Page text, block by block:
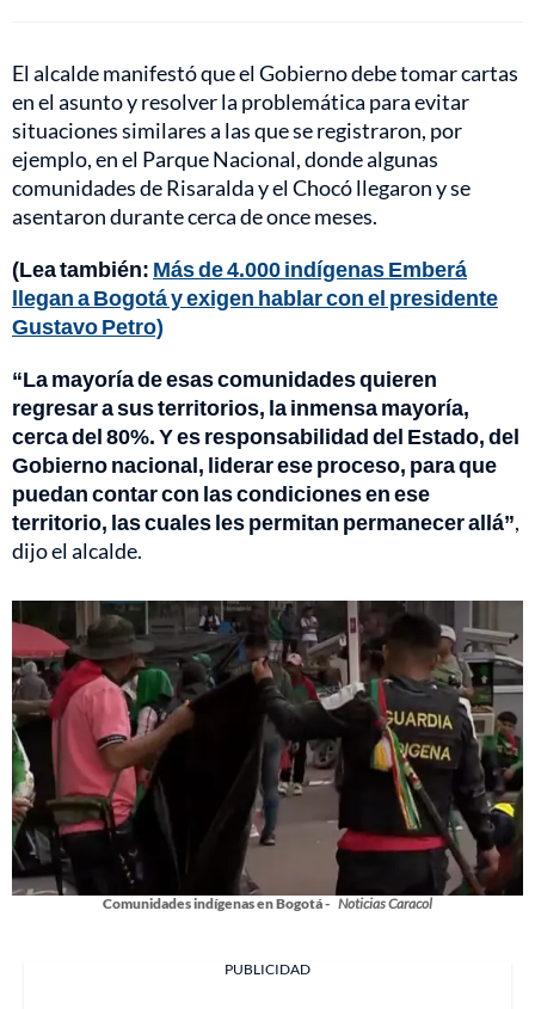
El alcalde manifestó que el Gobierno debe tomar cartas
en el asunto y resolver la problemática para evitar
situaciones similares a las que se registraron, por
ejemplo, en el Parque Nacional, donde algunas
comunidades de Risaralda y el Chocó llegaron y se
asentaron durante cerca de once meses.
(Lea también: Más de 4.000 indígenas Emberá
llegan a Bogotá y exigen hablar con el presidente
Gustavo Petro)
“La mayoría de esas comunidades quieren
regresar a sus territorios, la inmensa mayoría,
cerca del 80%. Y es responsabilidad del Estado, del
Gobierno nacional, liderar ese proceso, para que
puedan contar con las condiciones en ese
territorio, las cuales les permitan permanecer allá”,
dijo el alcalde.
Comunidades indígenas en Bogotá - Noticias Caracol
PUBLICIDAD